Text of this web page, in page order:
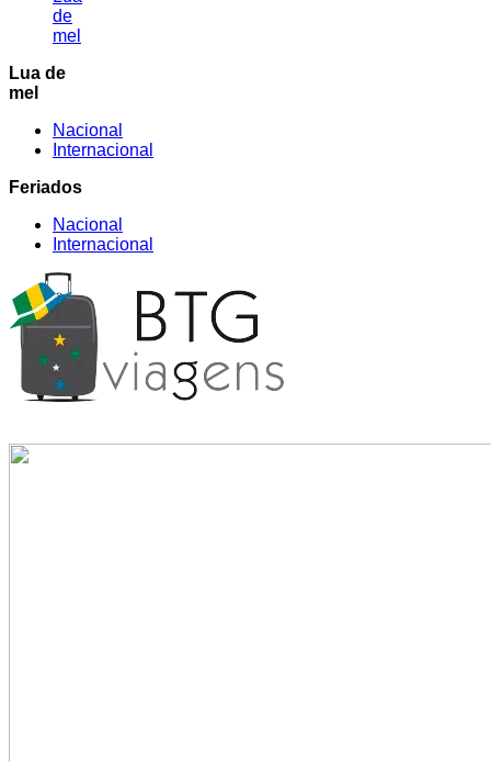
de
mel
Lua de
mel
Nacional
Internacional
Feriados
Nacional
Internacional